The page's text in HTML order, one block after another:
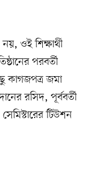
ওই শিক্ষার্থী
পরবর্তী
কাগজপত্র জমা
রসিদ, পূর্ববর্তী
টিউশন